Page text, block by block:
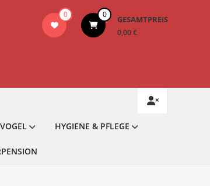
0 0 GESAMTPREIS
0,00 €
HYGIENE & PFLEGE